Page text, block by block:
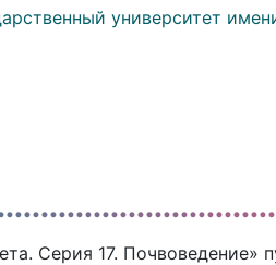
университет
Серия 17. Почвоведение»